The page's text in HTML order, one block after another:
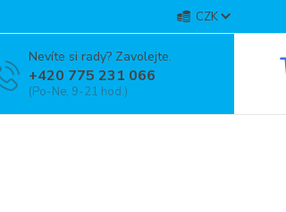
CZK
Nevíte si rady? Zavolejte.
+420 775 231 066
(Po-Ne, 9-21 hod.)